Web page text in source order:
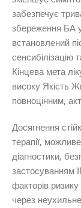
забезпечує
збереження БА
встановлений
сенсибілізацію
Кінцева мета
високу Якість
повноцінним,
Досягнення
терапії,
діагностики,
застосуванням
факторів
через